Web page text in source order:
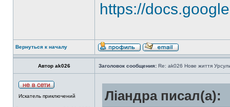
https://
Вернуться к началу
Автор ak026 Заголовок сообщения: Re: ak026 Нове життя
Искатель приключений Ліандра писал(а):